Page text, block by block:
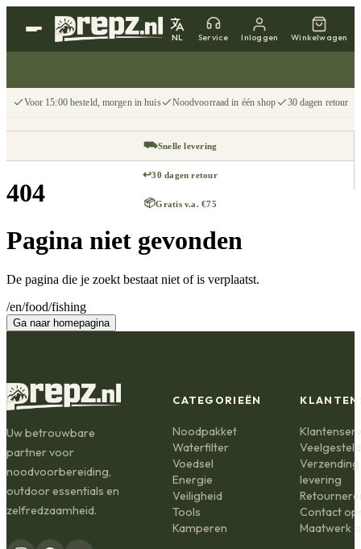
NL Service Inloggen Winkelwagen
Voor 15:00 besteld, morgen in huis Noodvoorraad in één shop 30 dagen retour
⛟Snelle levering
↩30 dagen retour
📦Gratis v.a. €75
404
Pagina niet gevonden
De pagina die je zoekt bestaat niet of is verplaatst.
/en/food/fishing
Ga naar homepagina
Uw betrouwbare
partner voor
noodvoorbereiding,
outdoor essentials en
zelfredzaamheid.
CATEGORIEËN
Noodpakket
Waterfilter
Voedsel
Energie
Veiligheid
Tools
Kamperen
Verzending
levering
Contact
Maatwerk